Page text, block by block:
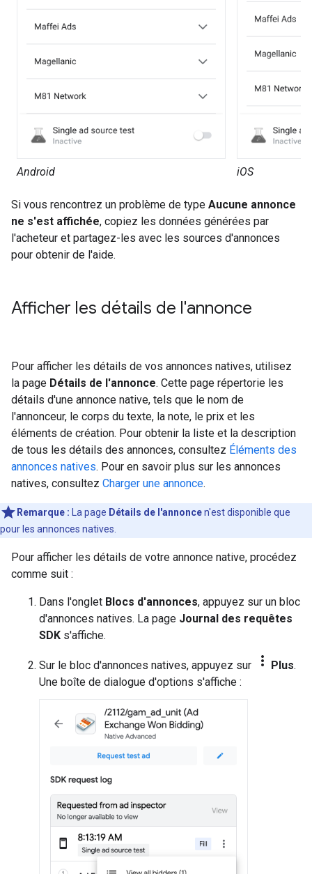
Android iOS
Si vous rencontrez un problème de type Aucune annonce
ne s'est affichée, copiez les données générées par
l'acheteur et partagez-les avec les sources d'annonces
pour obtenir de l'aide.
Afficher les détails de l'annonce
Pour afficher les détails de vos annonces natives, utilisez
la page Détails de l'annonce. Cette page répertorie les
détails d'une annonce native, tels que le nom de
l'annonceur, le corps du texte, la note, le prix et les
éléments de création. Pour obtenir la liste et la description
de tous les détails des annonces, consultez Éléments des
annonces natives. Pour en savoir plus sur les annonces
natives, consultez Charger une annonce.
Remarque : La page Détails de l'annoncen'est disponible que
pour les annonces natives.
Pour afficher les détails de votre annonce native, procédez
comme suit :
Dans l'onglet Blocs d'annonces, appuyez sur un bloc
d'annonces natives. La page Journal des requêtes
SDK s'affiche.
Sur le bloc d'annonces natives, appuyez sur more_vert Plus.
Une boîte de dialogue d'options s'affiche :